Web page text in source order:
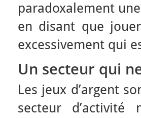
paradoxalement
en disant que
excessivement qui
Un secteur qui
Les jeux d’argent
secteur